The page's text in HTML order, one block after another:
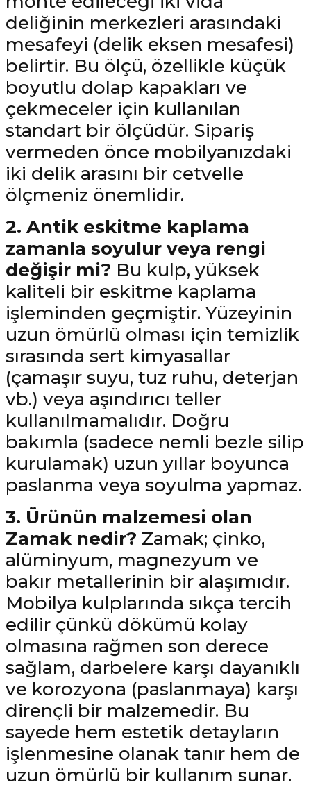
deliğinin merkezleri arasındaki
mesafeyi (delik eksen mesafesi)
belirtir. Bu ölçü, özellikle küçük
boyutlu dolap kapakları ve
çekmeceler için kullanılan
standart bir ölçüdür. Sipariş
vermeden önce mobilyanızdaki
iki delik arasını bir cetvelle
ölçmeniz önemlidir.
2. Antik eskitme kaplama
zamanla soyulur veya rengi
değişir mi? Bu kulp, yüksek
kaliteli bir eskitme kaplama
işleminden geçmiştir. Yüzeyinin
uzun ömürlü olması için temizlik
sırasında sert kimyasallar
(çamaşır suyu, tuz ruhu, deterjan
vb.) veya aşındırıcı teller
kullanılmamalıdır. Doğru
bakımla (sadece nemli bezle silip
kurulamak) uzun yıllar boyunca
paslanma veya soyulma yapmaz.
3. Ürünün malzemesi olan
Zamak nedir? Zamak; çinko,
alüminyum, magnezyum ve
bakır metallerinin bir alaşımıdır.
Mobilya kulplarında sıkça tercih
edilir çünkü dökümü kolay
olmasına rağmen son derece
sağlam, darbelere karşı dayanıklı
ve korozyona (paslanmaya) karşı
dirençli bir malzemedir. Bu
sayede hem estetik detayların
işlenmesine olanak tanır hem de
uzun ömürlü bir kullanım sunar.